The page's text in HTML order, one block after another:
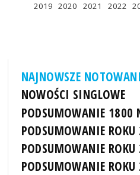
2019 2020 2021 2022
NAJNOWSZE
NOWOŚCI SINGLOWE
PODSUMOWANIE 1800
PODSUMOWANIE
PODSUMOWANIE
PODSUMOWANIE